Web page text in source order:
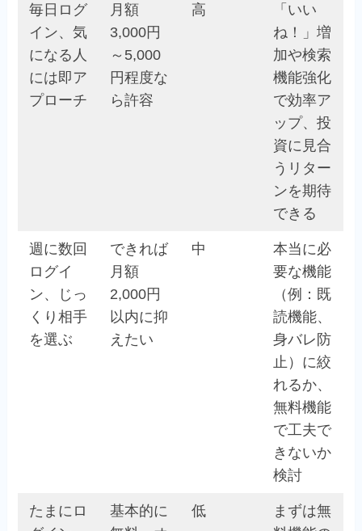
毎日ログ
イン、気
になる人
には即ア
プローチ
月額
3,000円
～5,000
円程度な
ら許容
高
「いい
ね！」増
加や検索
機能強化
で効率ア
ップ、投
資に見合
うリター
ンを期待
できる
週に数回
ログイ
ン、じっ
くり相手
を選ぶ
できれば
月額
2,000円
以内に抑
えたい
中
本当に必
要な機能
（例：既
読機能、
身バレ防
止）に絞
れるか、
無料機能
で工夫で
きないか
検討
たまにロ
基本的に
低
まずは無